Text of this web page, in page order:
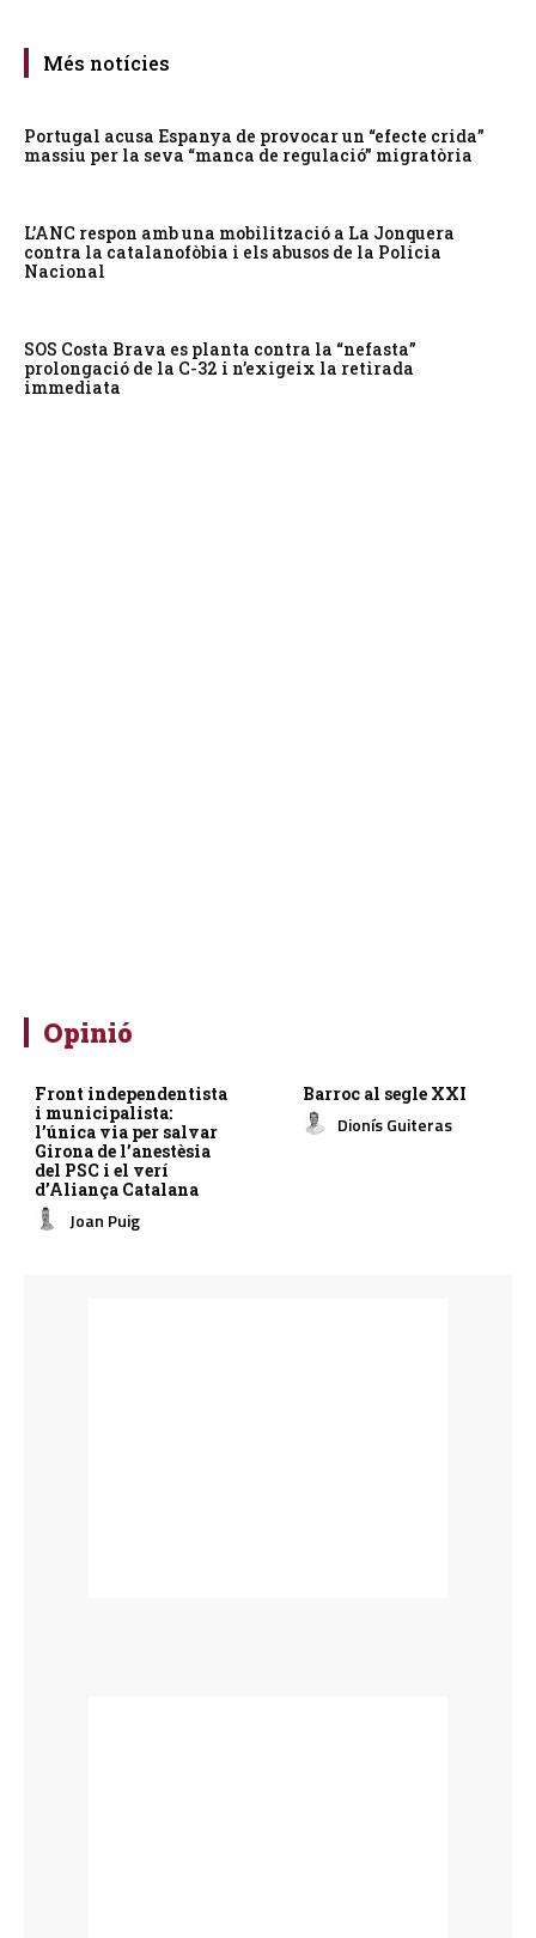
Més notícies
Portugal acusa Espanya de provocar un “efecte crida”
massiu per la seva “manca de regulació” migratòria
L’ANC respon amb una mobilització a La Jonquera
contra la catalanofòbia i els abusos de la Policia
Nacional
SOS Costa Brava es planta contra la “nefasta”
prolongació de la C-32 i n’exigeix la retirada
immediata
Opinió
Front independentista
i municipalista:
l’única via per salvar
Girona de l’anestèsia
del PSC i el verí
d’Aliança Catalana
Joan Puig
Barroc al segle XXI
Dionís Guiteras